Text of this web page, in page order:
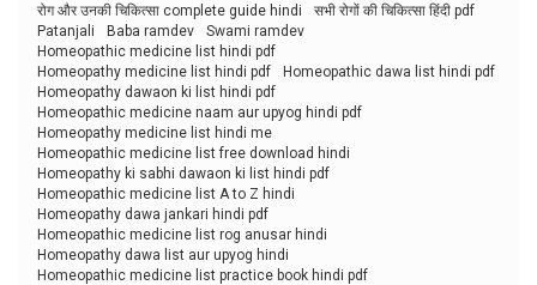
रोग और उनकी चिकित्सा complete guide hindi
सभी रोगों की चिकित्सा हिंदी pdf
Patanjali
Baba ramdev
Swami ramdev
Homeopathic medicine list hindi pdf
Homeopathy medicine list hindi pdf
Homeopathic dawa list hindi pdf
Homeopathy dawaon ki list hindi pdf
Homeopathic medicine naam aur upyog hindi pdf
Homeopathy medicine list hindi me
Homeopathic medicine list free download hindi
Homeopathy ki sabhi dawaon ki list hindi pdf
Homeopathic medicine list A to Z hindi
Homeopathy dawa jankari hindi pdf
Homeopathic medicine list rog anusar hindi
Homeopathy dawa list aur upyog hindi
Homeopathic medicine list practice book hindi pdf